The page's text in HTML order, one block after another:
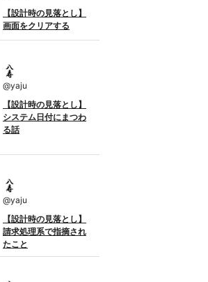
【設計時の見落とし】
画面をクリアする
@yaju
【設計時の見落とし】
システム日付にまつわ
る話
@yaju
【設計時の見落とし】
請求処理系で指摘され
たこと